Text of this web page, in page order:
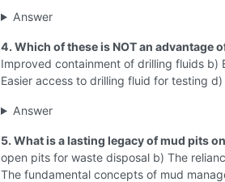
Answer
4. Which of these is NOT an advantage
Improved containment of drilling fluids b)
Easier access to drilling fluid for testing
Answer
5. What is a lasting legacy of mud pits
open pits for waste disposal b) The
The fundamental concepts of mud